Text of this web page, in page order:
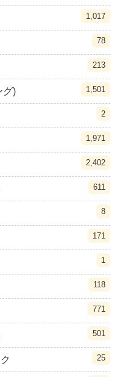
1,017
78
213
グ) 1,501
2
1,971
2,402
611
8
171
1
118
771
501
25